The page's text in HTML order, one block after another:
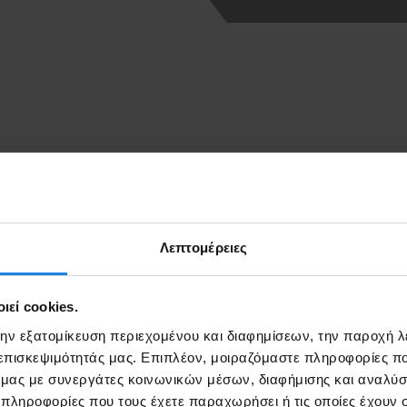
Λεπτομέρειες
cookies.
εξατομίκευση περιεχομένου και διαφημίσεων, την παροχή
μας. Επιπλέον, μοιραζόμαστε πληροφορίες
μας με συνεργάτες κοινωνικών μέσων, διαφήμισης και
που τους έχετε παραχωρήσει ή τις οποίες έχουν
ενημερώνουμε τους χρήστες μας ότι η κλήση στο 1024
θα πρέπει να ανατρέξετε στην ιστοσελίδα του παρόχου σας και